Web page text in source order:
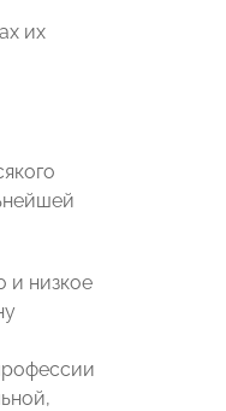
их
и низкое